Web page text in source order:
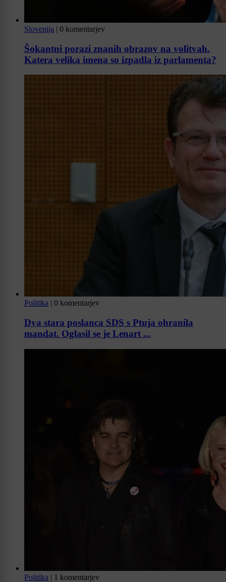
Slovenija | 0 komentarjev
Šokantni porazi znanih obrazov na volitvah.
Katera velika imena so izpadla iz parlamenta?
Politika | 0 komentarjev
Dva stara poslanca SDS s Ptuja ohranila
mandat. Oglasil se je Lenart ...
Politika | 1 komentarjev